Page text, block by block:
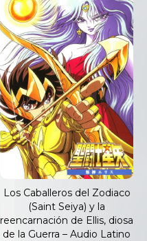
Los Caballeros del Zodiaco
(Saint Seiya) y la
reencarnación de Ellis, diosa
de la Guerra – Audio Latino